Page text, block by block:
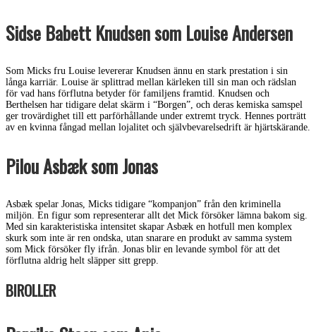
Sidse Babett Knudsen som Louise Andersen
Som Micks fru Louise levererar Knudsen ännu en stark prestation i sin
långa karriär. Louise är splittrad mellan kärleken till sin man och rädslan
för vad hans förflutna betyder för familjens framtid. Knudsen och
Berthelsen har tidigare delat skärm i “Borgen”, och deras kemiska samspel
ger trovärdighet till ett parförhållande under extremt tryck. Hennes porträtt
av en kvinna fångad mellan lojalitet och självbevarelsedrift är hjärtskärande.
Pilou Asbæk som Jonas
Asbæk spelar Jonas, Micks tidigare “kompanjon” från den kriminella
miljön. En figur som representerar allt det Mick försöker lämna bakom sig.
Med sin karakteristiska intensitet skapar Asbæk en hotfull men komplex
skurk som inte är ren ondska, utan snarare en produkt av samma system
som Mick försöker fly ifrån. Jonas blir en levande symbol för att det
förflutna aldrig helt släpper sitt grepp.
BIROLLER